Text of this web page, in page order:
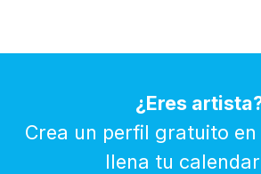
¿Eres
Crea un perfil gratuito en
llena tu